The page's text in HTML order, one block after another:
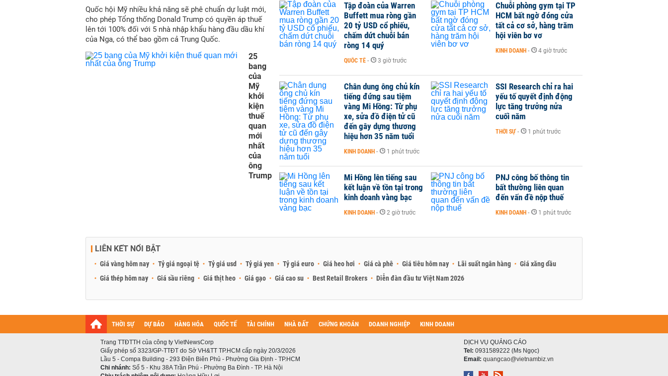
Quốc hội Mỹ nhiều khả năng sẽ phê chuẩn dự luật mới,
cho phép Tổng thống Donald Trump có quyền áp thuế
lên tới 100% đối với 5 nhà nhập khẩu hàng đầu dầu khí
của Nga, có thể bao gồm cả Trung Quốc.
25
bang
của
Mỹ
khởi
kiện
thuế
quan
mới
nhất
của
ông
Trump
Tập đoàn của Warren
Buffett mua ròng gần
20 tỷ USD cổ phiếu,
chấm dứt chuỗi bán
ròng 14 quý
QUỐC TẾ - 3 giờ trước
Chuỗi phòng gym tại TP
HCM bất ngờ đóng cửa
tất cả cơ sở, hàng trăm
hội viên bơ vơ
KINH DOANH - 4 giờ trước
Chân dung ông chủ kín
tiếng đứng sau tiệm
vàng Mi Hồng: Từ phụ
xe, sửa đồ điện tử cũ
đến gây dựng thương
hiệu hơn 35 năm tuổi
KINH DOANH - 1 phút trước
SSI Research chỉ ra hai
yếu tố quyết định động
lực tăng trưởng nửa
cuối năm
THỜI SỰ - 1 phút trước
Mi Hồng lên tiếng sau
kết luận về tồn tại trong
kinh doanh vàng bạc
KINH DOANH - 2 giờ trước
PNJ công bố thông tin
bất thường liên quan
đến vấn đề nộp thuế
KINH DOANH - 1 phút trước
LIÊN KẾT NỔI BẬT
Giá vàng hôm nay Tỷ giá ngoại tệ Tỷ giá usd Tỷ giá yen Tỷ giá euro Giá heo hơi Giá cà phê Giá tiêu hôm nay Lãi suất ngân hàng
Giá xăng dầu
Giá thép hôm nay
Giá sầu riêng Giá thịt heo Giá gạo Giá cao su Best Retail Brokers Diễn đàn đầu tư Việt Nam 2026
THỜI SỰ DỰ BÁO HÀNG HÓA QUỐC TẾ TÀI CHÍNH NHÀ ĐẤT CHỨNG KHOÁN DOANH NGHIỆP KINH DOANH
Trang TTĐTTH của công ty VietNewsCorp
Giấy phép số 3323/GP-TTĐT do Sở VH&TT TP.HCM cấp ngày 20/3/2026
Lầu 5 - Compa Building - 293 Điện Biên Phủ - Phường Gia Định - TP.HCM
Chi nhánh: Số 5 - Khu 38A Trần Phú - Phường Ba Đình - TP. Hà Nội
DỊCH VỤ QUẢNG CÁO
Tel: 0931589222 (Ms Ngọc)
Email: quangcao@vietnambiz.vn